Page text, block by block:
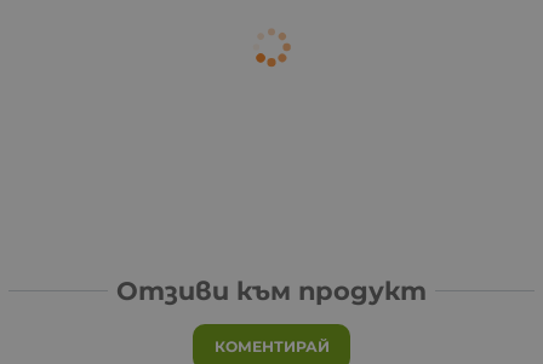
Отзиви към продукт
КОМЕНТИРАЙ